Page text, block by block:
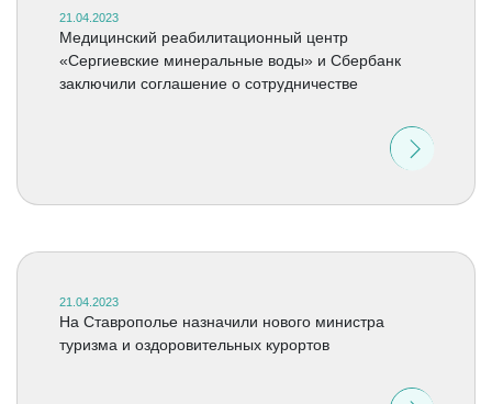
21.04.2023
Медицинский реабилитационный центр
«Сергиевские минеральные воды» и Сбербанк
заключили соглашение о сотрудничестве
21.04.2023
На Ставрополье назначили нового министра
туризма и оздоровительных курортов